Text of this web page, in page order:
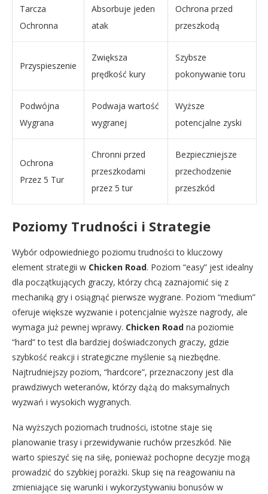
Tarcza
Ochronna
Absorbuje jeden
atak
Ochrona przed
przeszkodą
Przyspieszenie
Zwiększa
prędkość kury
Szybsze
pokonywanie toru
Podwójna
Wygrana
Podwaja wartość
wygranej
Wyższe
potencjalne zyski
Ochrona
Przez 5 Tur
Chronni przed
przeszkodami
przez 5 tur
Bezpieczniejsze
przechodzenie
przeszkód
Poziomy Trudności i Strategie
Wybór odpowiedniego poziomu trudności to kluczowy
element strategii w Chicken Road. Poziom “easy” jest idealny
dla początkujących graczy, którzy chcą zaznajomić się z
mechaniką gry i osiągnąć pierwsze wygrane. Poziom “medium”
oferuje większe wyzwanie i potencjalnie wyższe nagrody, ale
wymaga już pewnej wprawy. Chicken Road na poziomie
“hard” to test dla bardziej doświadczonych graczy, gdzie
szybkość reakcji i strategiczne myślenie są niezbędne.
Najtrudniejszy poziom, “hardcore”, przeznaczony jest dla
prawdziwych weteranów, którzy dążą do maksymalnych
wyzwań i wysokich wygranych.
Na wyższych poziomach trudności, istotne staje się
planowanie trasy i przewidywanie ruchów przeszkód. Nie
warto spieszyć się na siłę, ponieważ pochopne decyzje mogą
prowadzić do szybkiej porażki. Skup się na reagowaniu na
zmieniające się warunki i wykorzystywaniu bonusów w